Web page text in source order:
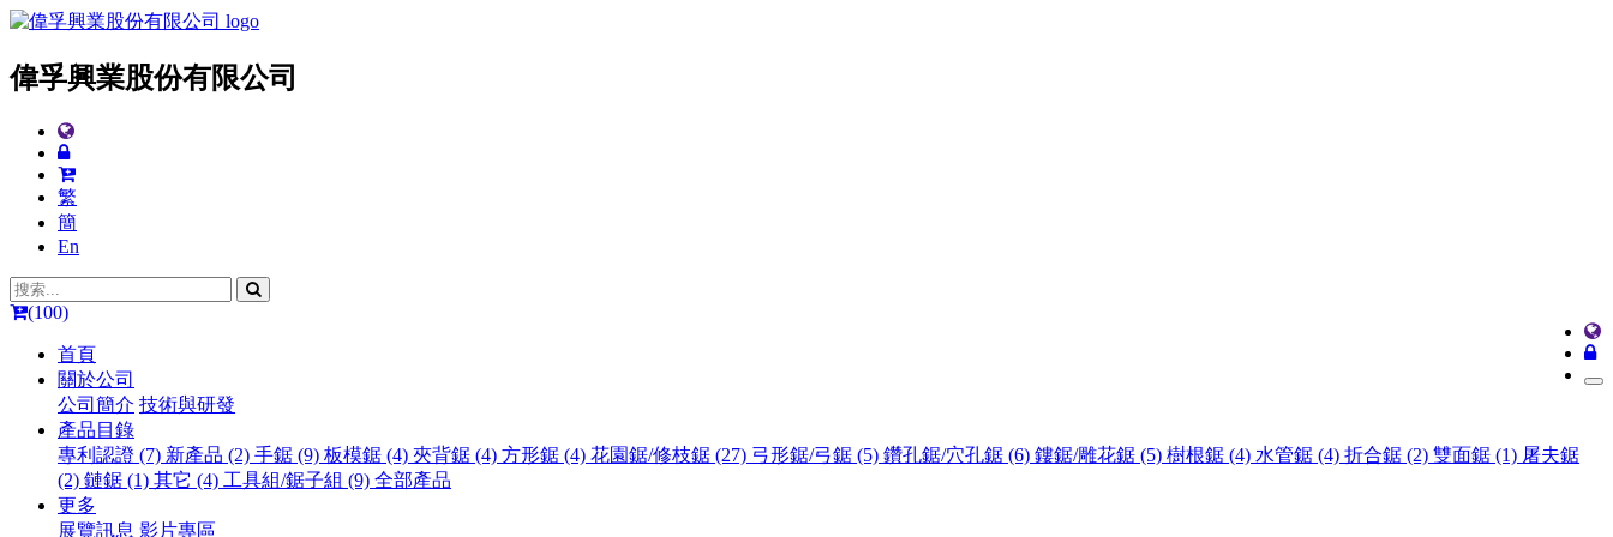
偉孚興業股份有限公司
繁
簡
En
(100)
首頁
關於公司
公司簡介 技術與研發
產品目錄
專利認證 (7) 新產品 (2) 手鋸 (9) 板模鋸 (4) 夾背鋸 (4) 方形鋸 (4) 花園鋸/修枝鋸 (27) 弓形鋸/弓鋸 (5) 鑽孔鋸/穴孔鋸 (6) 鏤鋸/雕花鋸 (5) 樹根鋸 (4) 水管鋸 (4) 折合鋸 (2) 雙面鋸 (1) 屠夫鋸
(2) 鏈鋸 (1) 其它 (4) 工具組/鋸子組 (9) 全部產品
更多
展覽訊息 影片專區